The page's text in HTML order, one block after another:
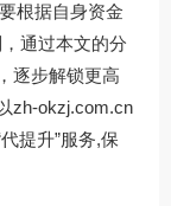
根据自身资金
通过本文的分
逐步解锁更高
zh-okzj.com.cn
提升”服务,保